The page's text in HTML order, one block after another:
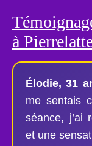
à
Élodie, 31
me sentais
séance, j’ai
et une